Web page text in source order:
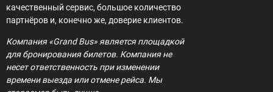
качественный сервис, большое количество
партнёров и, конечно же, доверие клиентов.
Компания «Grand Bus» является площадкой
для бронирования билетов. Компания не
несет ответственность при изменении
времени выезда или отмене рейса. Мы